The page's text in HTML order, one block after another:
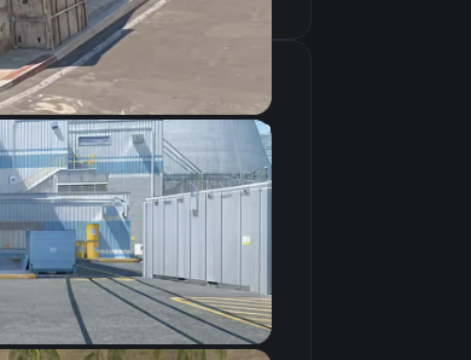
1440×1080
4:3
Растянутое
240Hz